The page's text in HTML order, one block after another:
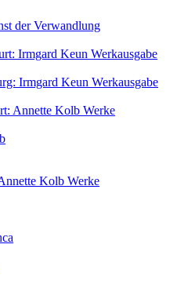
der Verwandlung
Irmgard Keun Werkausgabe
Irmgard Keun Werkausgabe
Annette Kolb Werke
Kolb Werke